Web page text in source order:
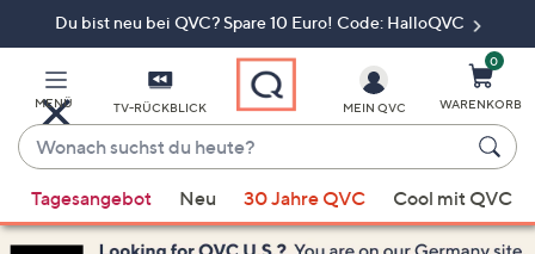
Du bist neu bei QVC? Spare 10 Euro! Code: HalloQVC
MENÜ TV-RÜCKBLICK
Wonach
suchst
du
heute?
Vorschläge
verfügbar
MEIN QVC
0
WARENKORB
Tagesangebot Neu 30 Jahre QVC Cool mit QVC